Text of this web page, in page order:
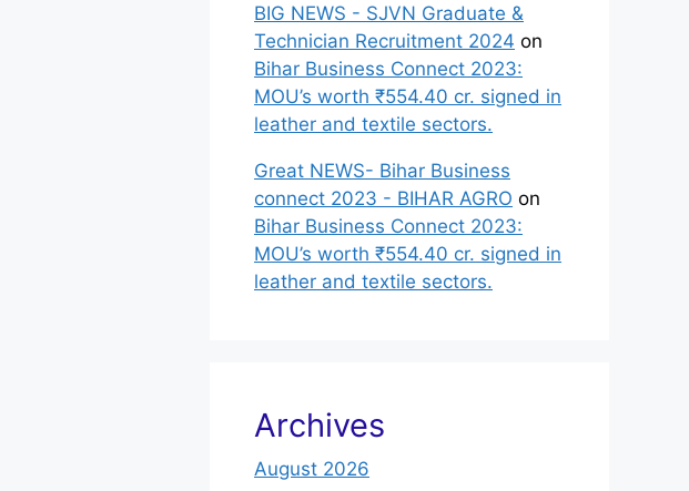
BIG NEWS - SJVN Graduate &
Technician Recruitment 2024 on
Bihar Business Connect 2023:
MOU’s worth ₹554.40 cr. signed in
leather and textile sectors.
Great NEWS- Bihar Business
connect 2023 - BIHAR AGRO on
Bihar Business Connect 2023:
MOU’s worth ₹554.40 cr. signed in
leather and textile sectors.
Archives
August 2026